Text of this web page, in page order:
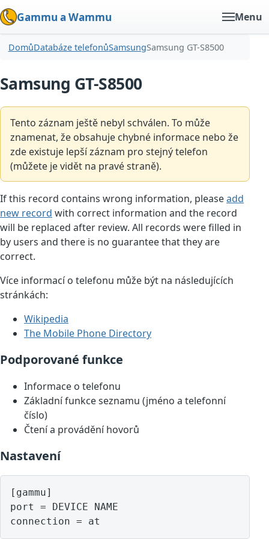
Gammu a Wammu Menu
DomůDatabáze telefonůSamsungSamsung GT-S8500
Samsung GT-S8500
Tento záznam ještě nebyl schválen. To může
znamenat, že obsahuje chybné informace nebo že
zde existuje lepší záznam pro stejný telefon
(můžete je vidět na pravé straně).
If this record contains wrong information, pleaseadd
new record with correct information and the record
will be replaced after review. All records were filled in
by users and there is no guarantee that they are
correct.
Více informací o telefonu může být na následujících
stránkách:
Wikipedia
The Mobile Phone Directory
Podporované funkce
Informace o telefonu
Základní funkce seznamu (jméno a telefonní
číslo)
Čtení a provádění hovorů
Nastavení
[gammu]
port = DEVICE NAME